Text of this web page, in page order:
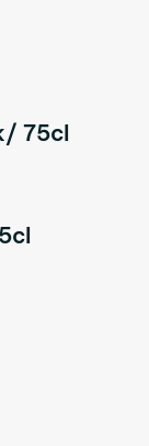
75cl